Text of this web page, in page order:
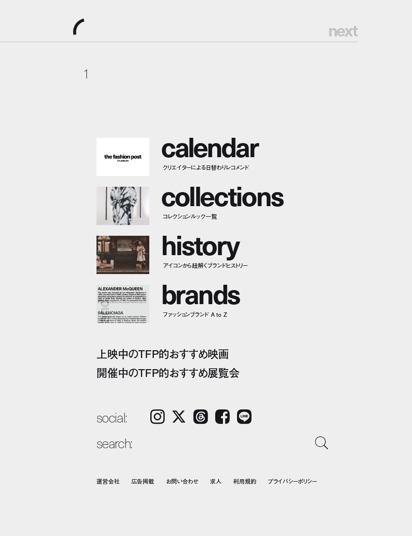
next
1
calendar
クリエイターによる日替わりレコメンド
collections
コレクションルック一覧
history
アイコンから紐解くブランドヒストリー
brands
ファッションブランド A to Z
上映中のTFP的おすすめ映画
開催中のTFP的おすすめ展覧会
social: Instagram 𝕏 Threads Facebook LINE
search:
運営会社 広告掲載 お問い合わせ 求人 利用規約 プライバシーポリシー